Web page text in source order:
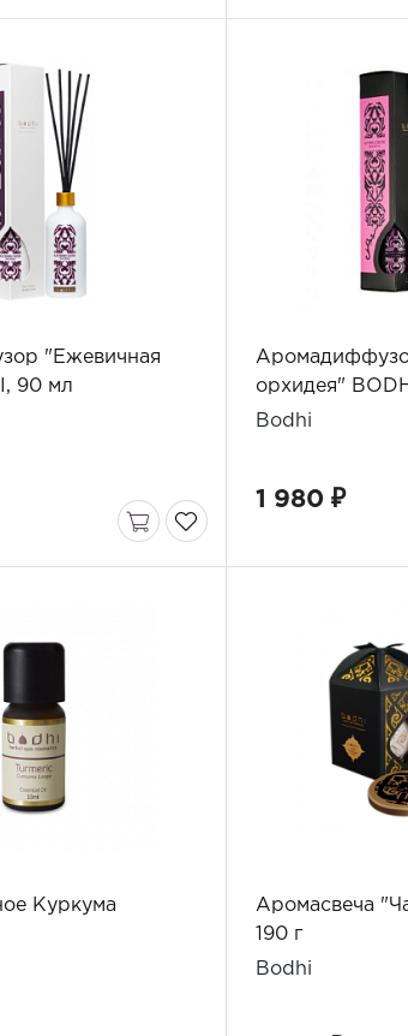
"Ежевичная
90 мл
орхидея"
Bodhi
1 980 ₽
Куркума
Аромасвеча
190 г
Bodhi